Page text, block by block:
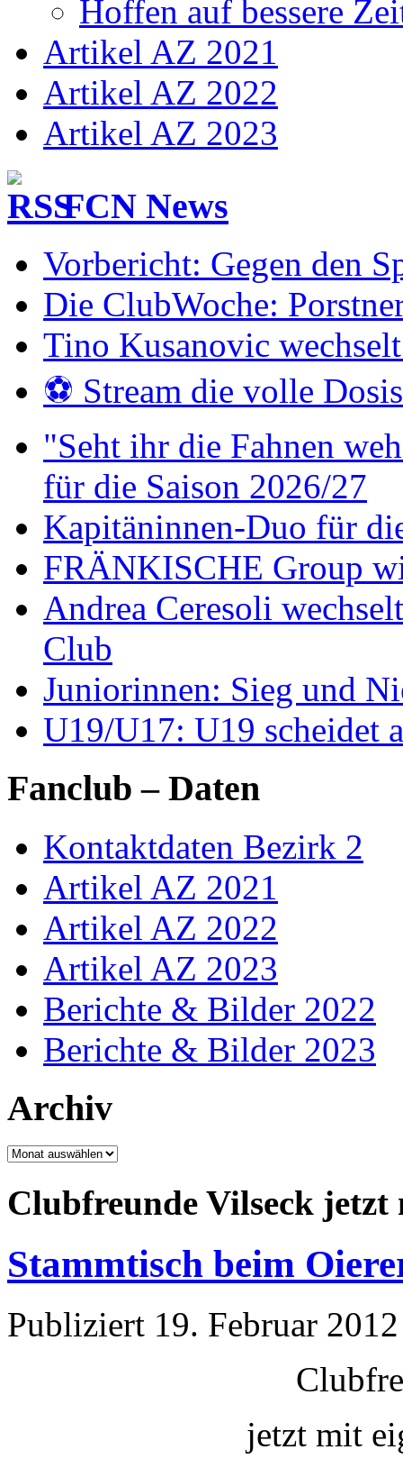
Hoffen auf bessere
Artikel AZ 2021
Artikel AZ 2022
Artikel AZ 2023
FCN News
Vorbericht: Gegen den
Die ClubWoche:
Tino Kusanovic
⚽️ Stream die volle
"Seht ihr die Fahnen
für die Saison 2026/27
Kapitäninnen-Duo für
FRÄNKISCHE Group
Andrea Ceresoli
Club
Juniorinnen: Sieg und
U19/U17: U19 scheidet
Fanclub – Daten
Kontaktdaten Bezirk 2
Artikel AZ 2021
Artikel AZ 2022
Artikel AZ 2023
Berichte & Bilder 2022
Berichte & Bilder 2023
Archiv
Archiv
Clubfreunde Vilseck jetzt
Stammtisch beim
Publiziert 19. Februar 2012
jetzt mit